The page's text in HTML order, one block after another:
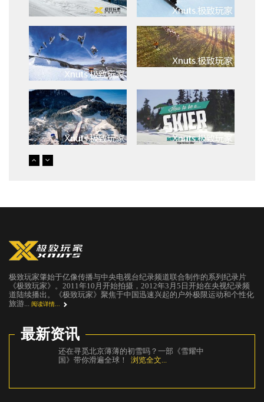
极致玩家肇始于亿像传播与中央电视台纪录频道联合制作的系列纪录片
《极致玩家》。2011年10月开始拍摄，2012年3月5日开始在央视纪录频
道陆续播出。《极致玩家》聚焦于中国迅速兴起的户外极限运动和个性化
旅游... 阅读详情...
最新资讯
还在寻觅北京薄薄的初雪吗？一部《雪耀中
国》带你滑遍全球！
浏览全文...